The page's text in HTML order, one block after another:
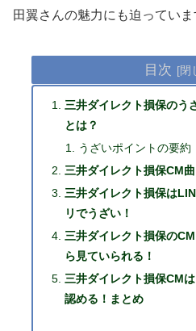
田翼さんの魅力にも迫っていま
目次
三井ダイレクト損保のう
とは？
うざいポイントの要約
三井ダイレクト損保CM
三井ダイレクト損保は
リでうざい！
三井ダイレクト損保の
ら見ていられる！
三井ダイレクト損保CM
認める！まとめ